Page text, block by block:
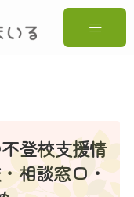
不登校支援情
相談窓口・